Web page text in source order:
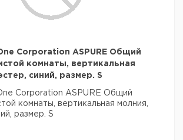
Corporation ASPURE Общий
комнаты, вертикальная
синий, размер. S
Corporation ASPURE Общий
комнаты, вертикальная молния,
размер. S